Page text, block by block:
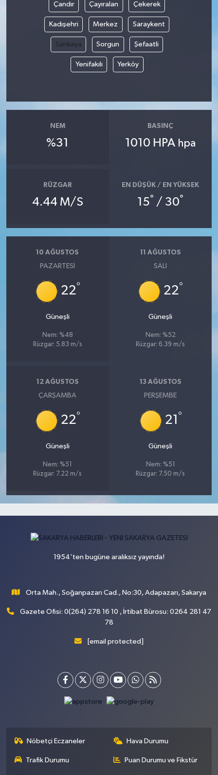
Çandır Çayıralan Çekerek
Kadışehri Merkez Saraykent
Sarıkaya Sorgun Şefaatli
Yenifakılı Yerköy
NEM
%31
BASINÇ
1010 HPA hpa
RÜZGAR
4.44 M/S
EN DÜŞÜK / EN YÜKSEK
15° / 30°
10 AĞUSTOS
PAZARTESI
22°
Güneşli
Nem: %48
Rüzgar: 5.83 m/s
11 AĞUSTOS
SALI
22°
Güneşli
Nem: %52
Rüzgar: 6.39 m/s
12 AĞUSTOS
ÇARŞAMBA
22°
Güneşli
Nem: %51
Rüzgar: 7.22 m/s
13 AĞUSTOS
PERŞEMBE
21 °
Güneşli
Nem: %51
Rüzgar: 7.50 m/s
1954'ten bugüne aralıksız yayında!
Orta Mah., Soğanpazarı Cad., No:30, Adapazarı, Sakarya
Gazete Ofisi: 0(264) 278 16 10 , İrtibat Bürosu: 0264 281 47
78
[email protected]
Nöbetçi Eczaneler Hava Durumu
Trafik Durumu Puan Durumu ve Fikstür